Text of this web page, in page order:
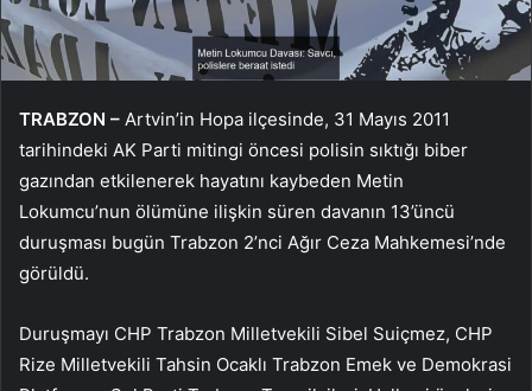
TRABZON – Artvin’in Hopa ilçesinde, 31 Mayıs 2011
tarihindeki AK Parti mitingi öncesi polisin sıktığı biber
gazından etkilenerek hayatını kaybeden Metin
Lokumcu’nun ölümüne ilişkin süren davanın 13’üncü
duruşması bugün Trabzon 2’nci Ağır Ceza Mahkemesi’nde
görüldü.
Duruşmayı CHP Trabzon Milletvekili Sibel Suiçmez, CHP
Rize Milletvekili Tahsin Ocaklı Trabzon Emek ve Demokrasi